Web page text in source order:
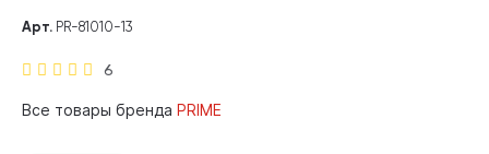
6
Арт. PR-81010-13
Все товары бренда PRIME